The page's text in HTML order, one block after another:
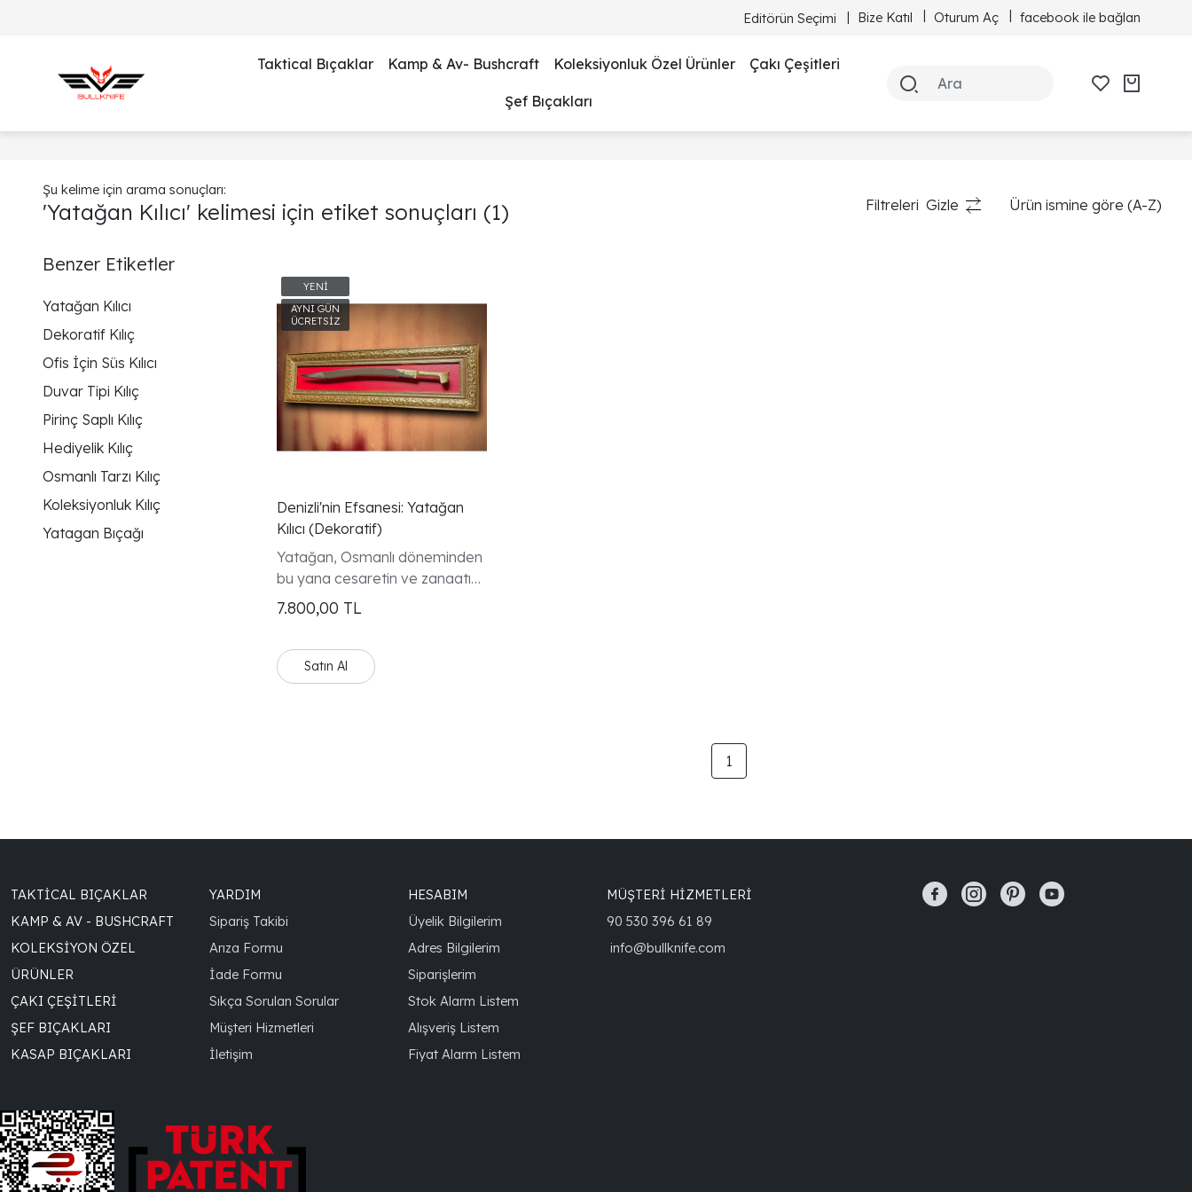
Editörün Seçimi Bize Katıl Oturum Aç facebook ile bağlan
Taktical Bıçaklar Kamp & Av- Bushcraft Koleksiyonluk Özel Ürünler Çakı Çeşitleri
Şef Bıçakları
Şu kelime için arama sonuçları:
'Yatağan Kılıcı' kelimesi için etiket sonuçları (1) Filtreleri Gizle Ürün ismine göre (A-Z)
Benzer Etiketler
Yatağan Kılıcı
Dekoratif Kılıç
Ofis İçin Süs Kılıcı
Duvar Tipi Kılıç
Pirinç Saplı Kılıç
Hediyelik Kılıç
Osmanlı Tarzı Kılıç
Koleksiyonluk Kılıç
Yatagan Bıçağı
Denizli'nin Efsanesi: Yatağan
Kılıcı (Dekoratif)
Yatağan, Osmanlı döneminden
bu yana cesaretin ve zanaatın
simgesi olan bu kılıç, pirinç
döküm desenli sapı ve zarif
estetik bir duruş sunar.
7.800,00 TL
Satın Al
1
TAKTICAL BIÇAKLAR
KAMP & AV - BUSHCRAFT
KOLEKSIYON ÖZEL
ÜRÜNLER
ÇAKI ÇEŞITLERI
ŞEF BIÇAKLARI
KASAP BIÇAKLARI
YARDIM
Sipariş Takibi
Arıza Formu
İade Formu
Sıkça Sorulan Sorular
Müşteri Hizmetleri
İletişim
HESABIM
Üyelik Bilgilerim
Adres Bilgilerim
Siparişlerim
Stok Alarm Listem
Alışveriş Listem
Fiyat Alarm Listem
MÜŞTERİ HİZMETLERİ
90 530 396 61 89
info@bullknife.com